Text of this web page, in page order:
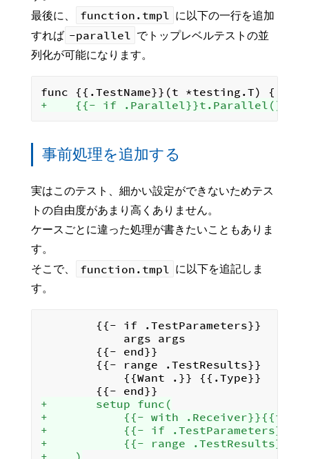
最後に、
function.tmpl に以下の一行を追加
すれば -parallel でトップレベルテストの並
列化が可能になります。
+    {{- if
事前処理を追加する
実はこのテスト、細かい設定ができないためテス
トの自由度があまり高くありません。
ケースごとに違った処理が書きたいこともありま
す。
そこで、
function.tmpl
に以下を追記しま
す。
+		setup func(
+			{{- with
+			{{- if
+			{{- range